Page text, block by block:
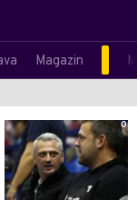
Magazin
0